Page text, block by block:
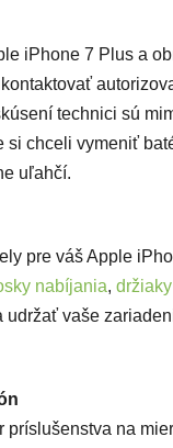
iPhone 7 Plus a
technici sú
si chceli vymeniť
uľahčí.
pre váš Apple
nabíjania,
udržať vaše
na